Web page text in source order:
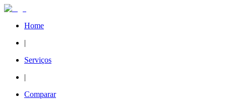
Home
|
Serviços
|
Comparar